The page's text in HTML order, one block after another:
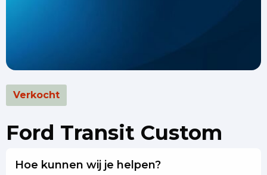
Verkocht
Ford Transit Custom
Hoe kunnen wij je helpen?